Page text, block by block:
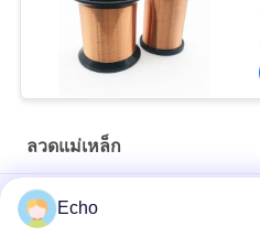
ลวดแม่เหล็ก
ลวดแม่เหล็กโพลียูรีเทน 0.06 มม. ล
Echo